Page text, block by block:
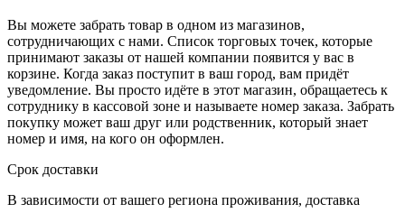
Вы можете забрать товар в одном из магазинов,
сотрудничающих с нами. Список торговых точек, которые
принимают заказы от нашей компании появится у вас в
корзине. Когда заказ поступит в ваш город, вам придёт
уведомление. Вы просто идёте в этот магазин, обращаетесь к
сотруднику в кассовой зоне и называете номер заказа. Забрать
покупку может ваш друг или родственник, который знает
номер и имя, на кого он оформлен.
Срок доставки
В зависимости от вашего региона проживания, доставка